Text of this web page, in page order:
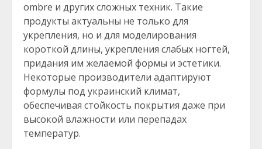
ombre и других сложных техник. Такие
продукты актуальны не только для
укрепления, но и для моделирования
короткой длины, укрепления слабых ногтей,
придания им желаемой формы и эстетики.
Некоторые производители адаптируют
формулы под украинский климат,
обеспечивая стойкость покрытия даже при
высокой влажности или перепадах
температур.